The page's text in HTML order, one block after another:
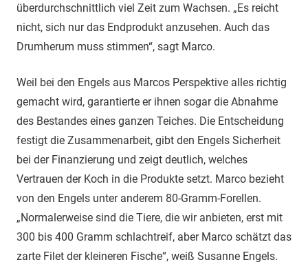
überdurchschnittlich viel Zeit zum Wachsen. „Es reicht
nicht, sich nur das Endprodukt anzusehen. Auch das
Drumherum muss stimmen“, sagt Marco.
Weil bei den Engels aus Marcos Perspektive alles richtig
gemacht wird, garantierte er ihnen sogar die Abnahme
des Bestandes eines ganzen Teiches. Die Entscheidung
festigt die Zusammenarbeit, gibt den Engels Sicherheit
bei der Finanzierung und zeigt deutlich, welches
Vertrauen der Koch in die Produkte setzt. Marco bezieht
von den Engels unter anderem 80-Gramm-Forellen.
„Normalerweise sind die Tiere, die wir anbieten, erst mit
300 bis 400 Gramm schlachtreif, aber Marco schätzt das
zarte Filet der kleineren Fische“, weiß Susanne Engels.